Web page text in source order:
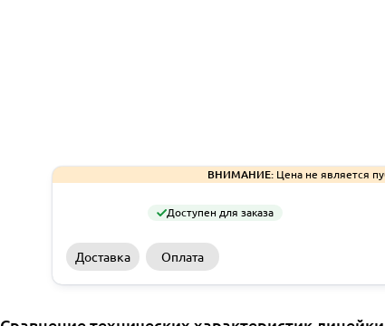
ВНИМАНИЕ: Цена не является
Доступен для заказа
Доставка Оплата